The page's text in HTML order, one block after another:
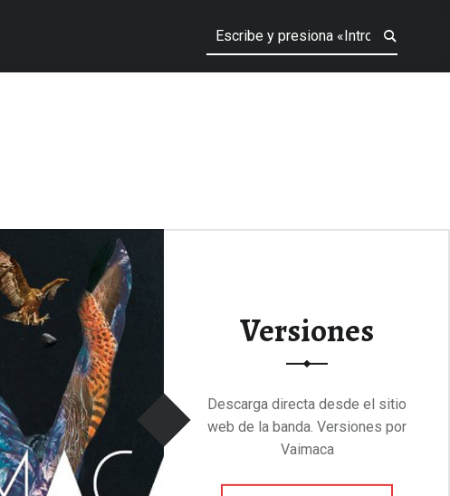
Versiones
Descarga directa desde el sitio
web de la banda. Versiones por
Vaimaca